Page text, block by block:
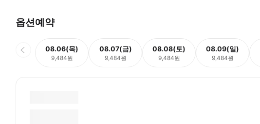
옵션예약
08.06(목)
9,484원
08.07(금)
9,484원
08.08(토)
9,484원
08.09(일)
9,484원